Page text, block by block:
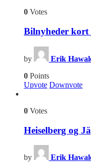
0 Votes
Bilnyheder kort
by Erik
0 Points
Upvote Downvote
0 Votes
Heiselberg og
by Erik